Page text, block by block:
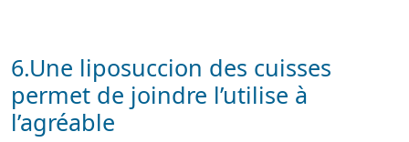
6.Une liposuccion des cuisses
permet de joindre l’utilise à
l’agréable